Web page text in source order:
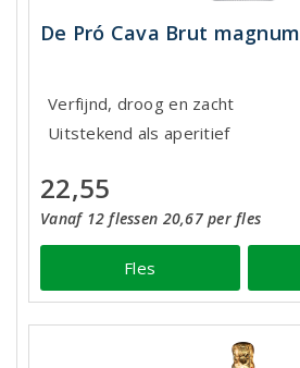
De Pró Cava Brut magnum
Verfijnd, droog en zacht
Uitstekend als aperitief
22,55
Vanaf 12 flessen 20,67 per fles
Fles